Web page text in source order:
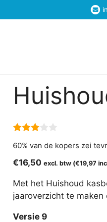
van 5
60% van de kopers zei
€16,50 excl. btw (€19,97
Met het Huishoud
jaaroverzicht te
Versie 9